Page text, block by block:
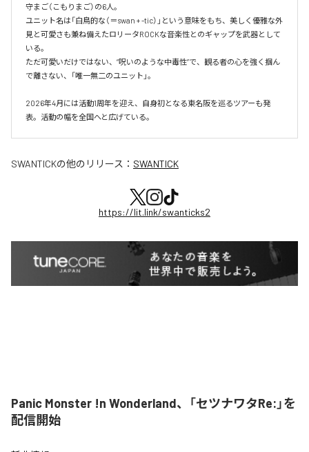
守まご（こもりまご）の6人。
ユニット名は「白鳥的な（＝swan + -tic）」という意味をもち、美しく優雅な外
見と可愛さも兼ね備えたロリータROCKな音楽性とのギャップを武器として
いる。
ただ可愛いだけではない、“呪いのような中毒性”で、観る者の心を強く掴ん
で離さない、「唯一無二のユニット」。
2026年4月には活動1周年を迎え、自身初となる東名阪を巡るツアーも発
表。活動の幅を全国へと広げている。
SWANTICKの他のリリース： SWANTICK
https://lit.link/swanticks2
Panic Monster !n Wonderland、「セツナワタRe:」を
配信開始